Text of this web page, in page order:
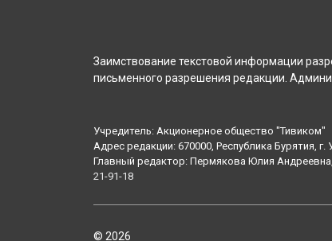
Заимствование текстовой информации
письменного разрешения редакции.
Учредитель: Акционерное общество "Тивиком"
Адрес редакции: 670000, Республика Бурятия,
Главный редактор: Пермякова Юлия
21-91-18
© 2026